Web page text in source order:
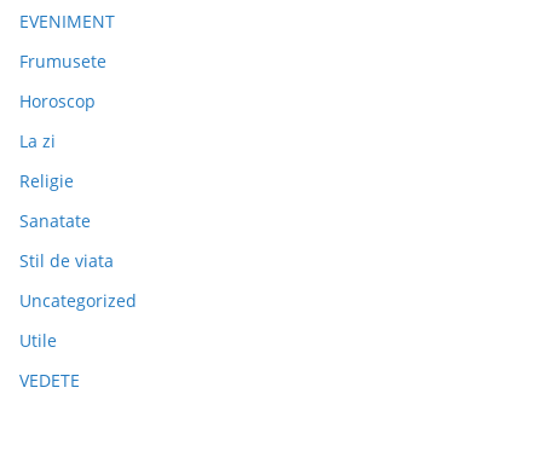
EVENIMENT
Frumusete
Horoscop
La zi
Religie
Sanatate
Stil de viata
Uncategorized
Utile
VEDETE